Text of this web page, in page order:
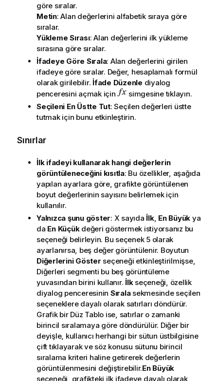
göre sıralar.
Metin: Alan değerlerini alfabetik sıraya göre
sıralar.
Yükleme Sırası: Alan değerlerini ilk yükleme
sırasına göre sıralar.
İfadeye Göre Sırala: Alan değerlerini girilen
ifadeye göre sıralar. Değer, hesaplamalı formül
olarak girilebilir. İfade Düzenle diyalog
penceresini açmak için
simgesine tıklayın.
Seçileni En Üstte Tut: Seçilen değerleri üstte
tutmak için bunu etkinleştirin.
Sınırlar
İlk ifadeyi kullanarak hangi değerlerin
görüntüleneceğini kısıtla: Bu özellikler, aşağıda
yapılan ayarlara göre, grafikte görüntülenen
boyut değerlerinin sayısını belirlemek için
kullanılır.
Yalnızca şunu göster: X sayıda İlk, En Büyük ya
da En Küçükdeğeri göstermek istiyorsanız bu
seçeneği belirleyin. Bu seçenek 5 olarak
ayarlanırsa, beş değer görüntülenir. Boyutun
Diğerlerini Göster seçeneği etkinleştirilmişse,
Diğerleri segmenti bu beş görüntüleme
yuvasından birini kullanır. İlkseçeneği, özellik
diyalog penceresinin Sıralasekmesinde seçilen
seçeneklere dayalı olarak satırları döndürür.
Grafik bir Düz Tablo ise, satırlar o zamanki
birincil sıralamaya göre döndürülür. Diğer bir
deyişle, kullanıcı herhangi bir sütun üstbilgisine
çift tıklayarak ve söz konusu sütunu birincil
sıralama kriteri haline getirerek değerlerin
görüntülenmesini değiştirebilir.En Büyük
seçeneği, grafikteki ilk ifadeye dayalı olarak